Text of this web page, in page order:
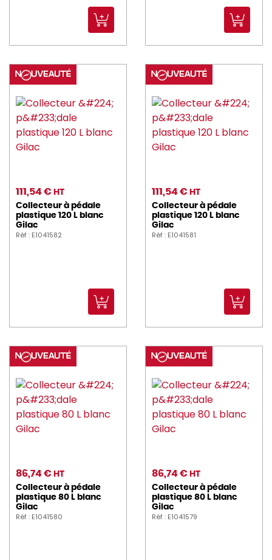
111,54 € HT
Collecteur à pédale
plastique 120 L blanc
Gilac
Réf : E1041582
111,54 € HT
Collecteur à pédale
plastique 120 L blanc
Gilac
Réf : E1041581
86,74 € HT
Collecteur à pédale
plastique 80 L blanc
Gilac
Réf : E1041580
86,74 € HT
Collecteur à pédale
plastique 80 L blanc
Gilac
Réf : E1041579